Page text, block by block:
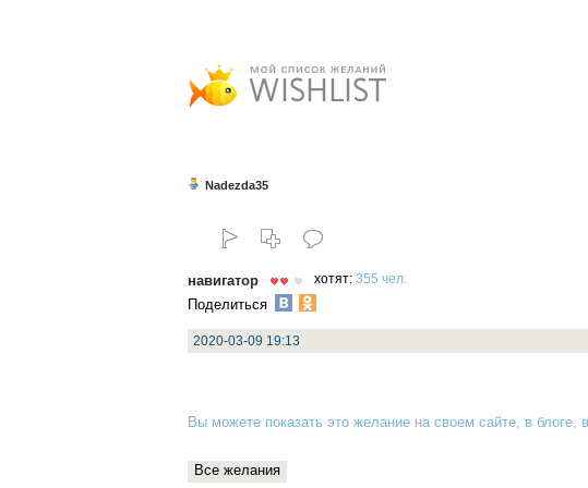
Nadezda35
навигатор хотят: 355 чел.
Поделиться
2020-03-09 19:13
Вы можете показать это желание на своем сайте, в блоге,
Все желания